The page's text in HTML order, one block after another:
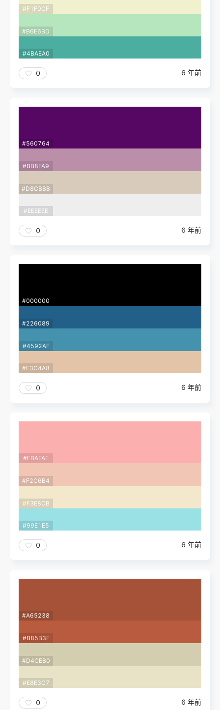
#F1F0CF
#B6E6BD
#4BAEA0
0 6 年前
#560764
#BB8FA9
#D8CBBB
#EEEEEE
0 6 年前
#000000
#226089
#4592AF
#E3C4A8
0 6 年前
#FBAFAF
#F2C6B4
#F3E8CB
#99E1E5
0 6 年前
#A65238
#B85B3F
#D4CEB0
#E8E3C7
0 6 年前